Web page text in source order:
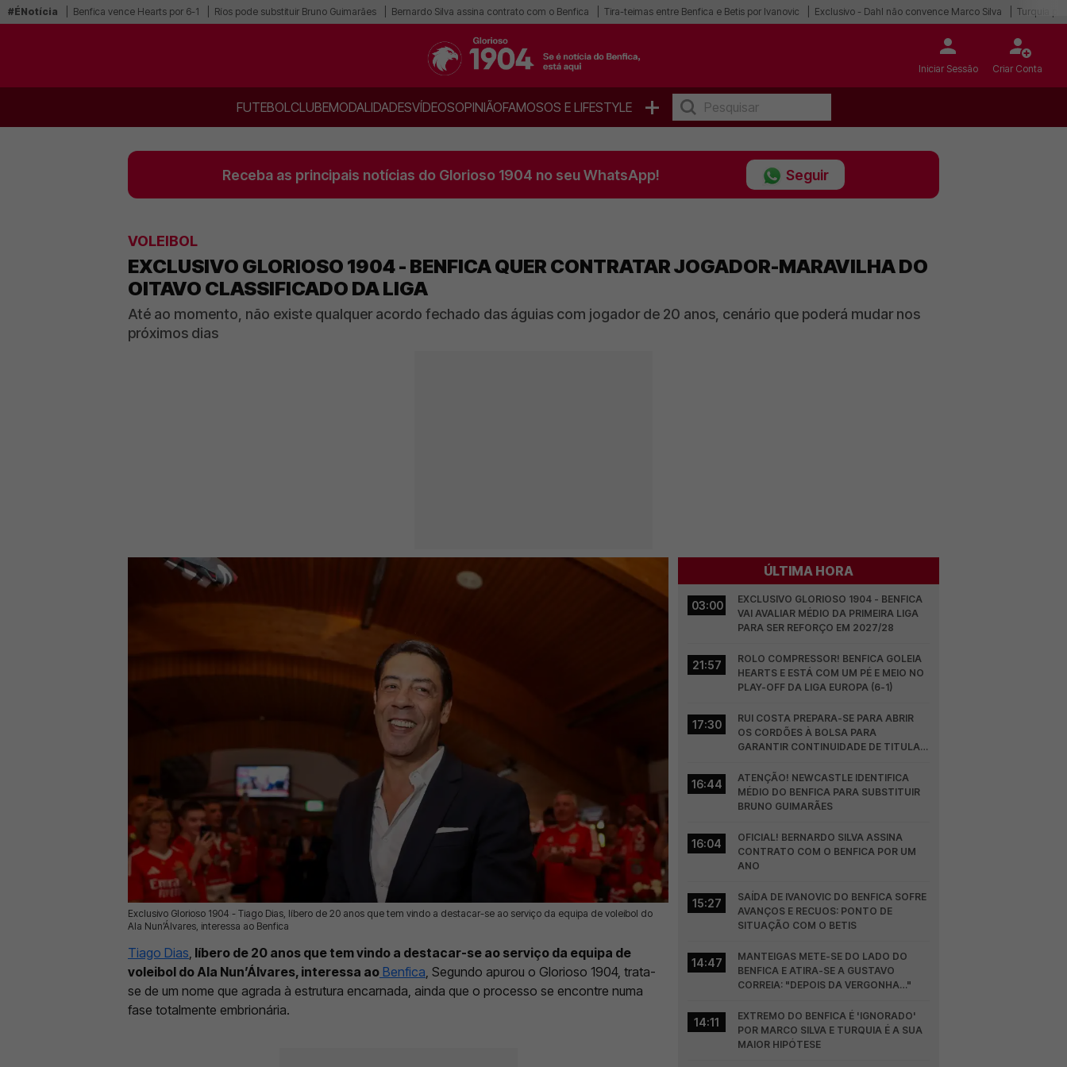
#ÉNotícia Benfica vence Hearts por 6-1 Ríos pode substituir Bruno Guimarães Bernardo Silva assina contrato com o Benfica Tira-teimas entre Benfica e Betis por Ivanovic Exclusivo - Dahl não convence Marco Silva Turquia
Iniciar Sessão Criar Conta
FUTEBOLCLUBEMODALIDADESVÍDEOSOPINIÃOFAMOSOS E LIFESTYLE +
Receba as principais notícias do Glorioso 1904 no seu WhatsApp! Seguir
VOLEIBOL
EXCLUSIVO GLORIOSO 1904 - BENFICA QUER CONTRATAR JOGADOR-MARAVILHA DO
OITAVO CLASSIFICADO DA LIGA
Até ao momento, não existe qualquer acordo fechado das águias com jogador de 20 anos, cenário que poderá mudar nos
próximos dias
Exclusivo Glorioso 1904 - Tiago Dias, líbero de 20 anos que tem vindo a destacar-se ao serviço da equipa de voleibol do
Ala Nun’Álvares, interessa ao Benfica
22 Mai 2026 | 03:00 | 0
Tiago Dias, líbero de 20 anos que tem vindo a destacar-se ao serviço da equipa de
voleibol do Ala Nun’Álvares, interessa ao Benfica, Segundo apurou o Glorioso 1904, trata-
se de um nome que agrada à estrutura encarnada, ainda que o processo se encontre numa
fase totalmente embrionária.
ÚLTIMA HORA
03:00
EXCLUSIVO GLORIOSO 1904 - BENFICA
VAI AVALIAR MÉDIO DA PRIMEIRA LIGA
PARA SER REFORÇO EM 2027/28
21:57
ROLO COMPRESSOR! BENFICA GOLEIA
HEARTS E ESTÁ COM UM PÉ E MEIO NO
PLAY-OFF DA LIGA EUROPA (6-1)
17:30
RUI COSTA PREPARA-SE PARA ABRIR
OS CORDÕES À BOLSA PARA
GARANTIR CONTINUIDADE DE TITULAR
16:44
ATENÇÃO! NEWCASTLE IDENTIFICA
MÉDIO DO BENFICA PARA SUBSTITUIR
BRUNO GUIMARÃES
16:04
OFICIAL! BERNARDO SILVA ASSINA
CONTRATO COM O BENFICA POR UM
ANO
15:27
SAÍDA DE IVANOVIC DO BENFICA SOFRE
AVANÇOS E RECUOS: PONTO DE
SITUAÇÃO COM O BETIS
14:47
MANTEIGAS METE-SE DO LADO DO
BENFICA E ATIRA-SE A GUSTAVO
CORREIA: "DEPOIS DA VERGONHA…"
14:11
EXTREMO DO BENFICA É 'IGNORADO'
POR MARCO SILVA E TURQUIA É A SUA
MAIOR HIPÓTESE